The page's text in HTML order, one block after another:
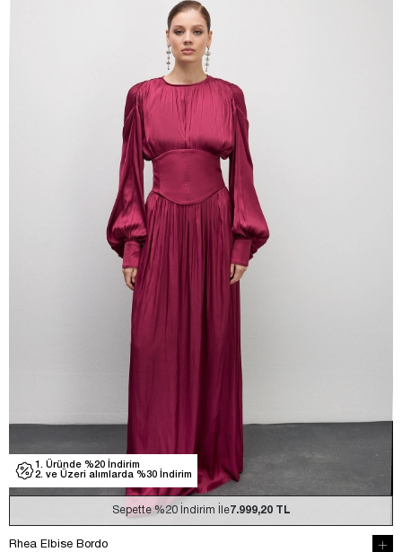
1. Üründe %20 İndirim
2. ve Üzeri alımlarda %30 İndirim
Sepette %20 İndirim İle7.999,20 TL
Rhea Elbise Bordo